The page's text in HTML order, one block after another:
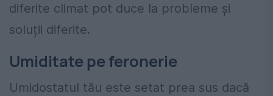
diferite climat pot duce la probleme și
soluții diferite.
Umiditate pe feronerie
Umidostatul tău este setat prea sus dacă